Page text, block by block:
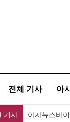
전체 기사 아
기사 아자뉴스바